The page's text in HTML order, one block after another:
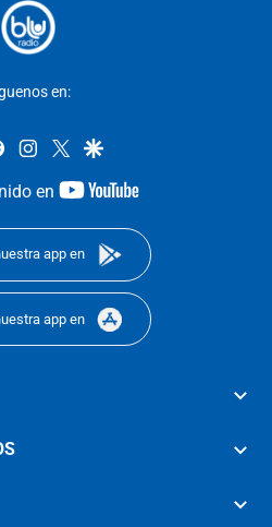
en:
facebookinstagram
twittergoogle
en
youtube-
app en
app en